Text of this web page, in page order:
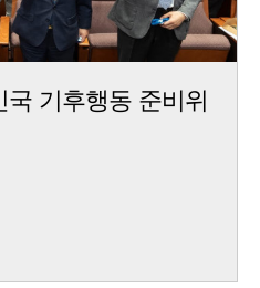
국 기후행동 준비위